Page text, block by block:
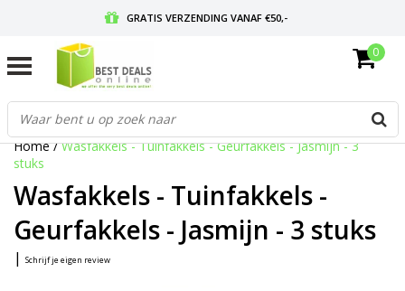
GRATIS VERZENDING VANAF €50,-
GRATIS RETOURNEREN EN 30 DAGEN BEDENKTIJD
0
Home/Wasfakkels - Tuinfakkels - Geurfakkels - Jasmijn - 3
stuks
Wasfakkels - Tuinfakkels -
Geurfakkels - Jasmijn - 3 stuks
| Schrijf je eigen review